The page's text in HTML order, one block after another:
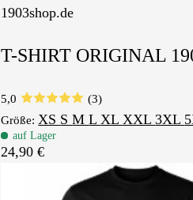
1903shop.de
T-SHIRT ORIGINAL
5,0
(3)
Größe: XS SML XL XXL3XL
auf Lager
24,90 €